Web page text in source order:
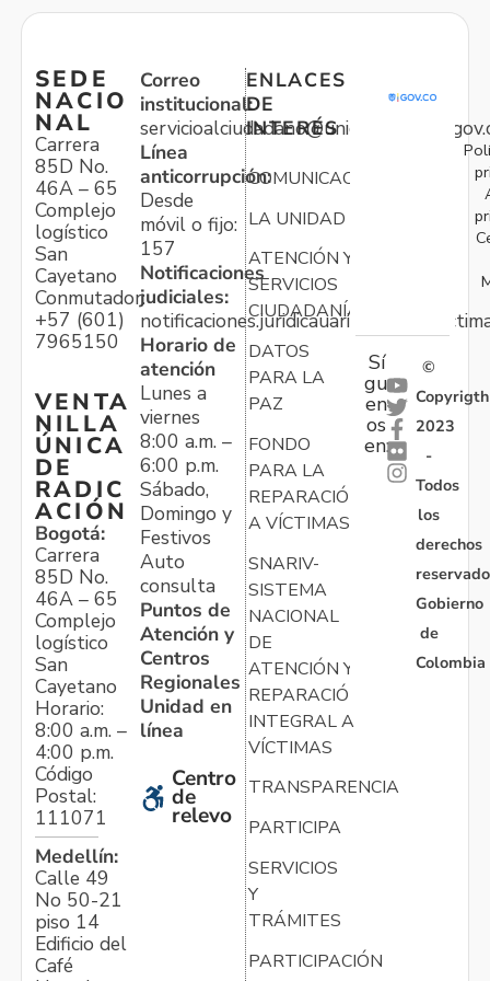
SEDE
NACIO
NAL
Carrera
85D No.
46A – 65
Complejo
logístico
San
Cayetano
Conmutador:
+57 (601)
7965150
VENTA
NILLA
ÚNICA
DE
RADIC
ACIÓN
Bogotá:
Carrera
85D No.
46A – 65
Complejo
logístico
San
Cayetano
Horario:
8:00 a.m. –
4:00 p.m.
Código
Postal:
111071
Medellín:
Calle 49
No 50-21
piso 14
Edificio del
Café
Correo
institucional:
Línea
anticorrupción:
Desde
móvil o fijo:
157
Notificaciones
judiciales:
Horario de
atención
Lunes a
viernes
8:00 a.m. –
6:00 p.m.
Sábado,
Domingo y
Festivos
Auto
consulta
Puntos de
Atención y
Centros
Regionales
Unidad en
línea
Centro
de
relevo
ENLACES
DE
INTERÉS
COMUNICACIONES
LA UNIDAD
ATENCIÓN Y
SERVICIOS
CIUDADANÍA
DATOS
PARA LA
PAZ
FONDO
PARA LA
REPARACIÓN
A VÍCTIMAS
SNARIV-
SISTEMA
NACIONAL
DE
ATENCIÓN Y
REPARACIÓN
INTEGRAL A
VÍCTIMAS
TRANSPARENCIA
PARTICIPA
SERVICIOS
Y
TRÁMITES
PARTICIPACIÓN
Sí
gu
en
os
en:
©
Copyrigth
2023
-
Todos
los
derechos
Gobierno
de
Colombia